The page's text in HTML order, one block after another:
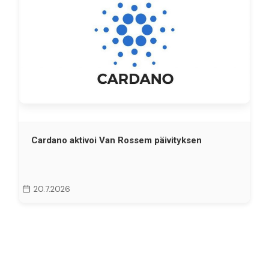
Cardano aktivoi Van Rossem päivityksen
20.7.2026